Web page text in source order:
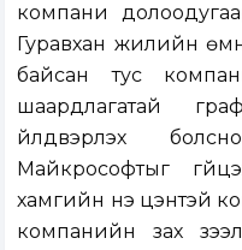
компани
Гуравхан жилийн
байсан тус
шаардлагатай
үйлдвэрлэх
Майкрософтыг
хамгийн үнэ цэнтэй
компанийн зах